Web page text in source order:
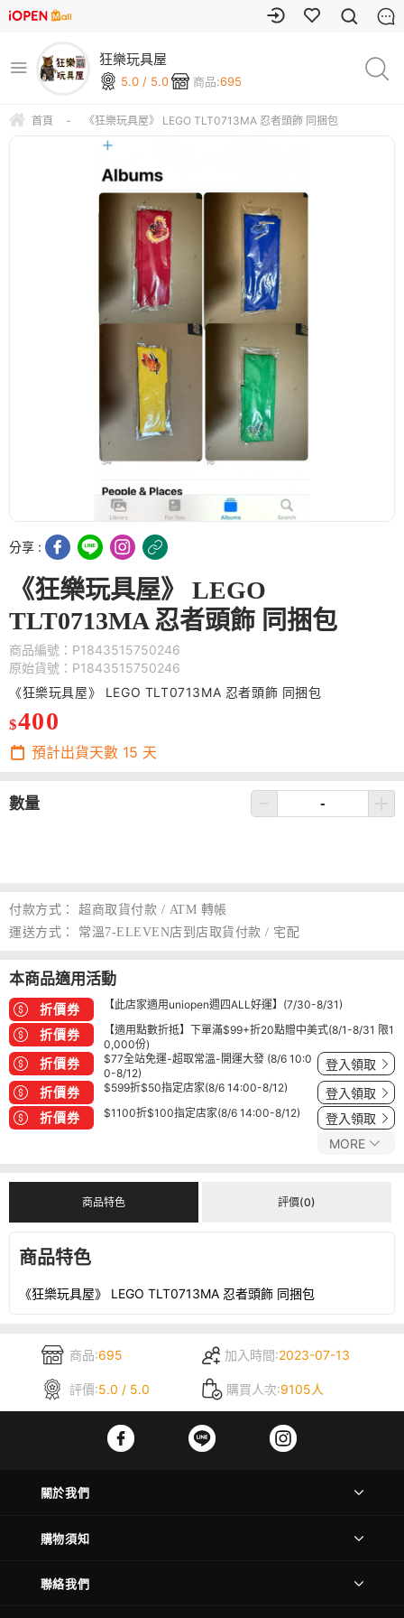
狂樂玩具屋
5.0 / 5.0 商品:695
首頁 - 《狂樂玩具屋》 LEGO TLT0713MA 忍者頭飾 同捆包
分享 :
《狂樂玩具屋》 LEGO
TLT0713MA 忍者頭飾 同捆包
商品編號：P1843515750246
原始貨號：P1843515750246
《狂樂玩具屋》 LEGO TLT0713MA 忍者頭飾 同捆包
$400
預計出貨天數 15 天
數量
付款方式：
超商取貨付款 / ATM 轉帳
運送方式：
常溫7-ELEVEN店到店取貨付款 / 宅配
本商品適用活動
折價券 【此店家適用uniopen週四ALL好運】(7/30-8/31)
折價券
【適用點數折抵】下單滿$99+折20點贈中美式(8/1-8/31 限1
0,000份)
折價券
$77全站免運-超取常溫-開運大發 (8/6 10:0
0-8/12)
登入領取
折價券 $599折$50指定店家(8/6 14:00-8/12) 登入領取
折價券 $1100折$100指定店家(8/6 14:00-8/12) 登入領取
MORE
商品特色 評價(0)
商品特色
《狂樂玩具屋》 LEGO TLT0713MA 忍者頭飾 同捆包
商品:695 加入時間:2023-07-13
評價:5.0 / 5.0 購買人次:9105人
關於我們
購物須知
聯絡我們